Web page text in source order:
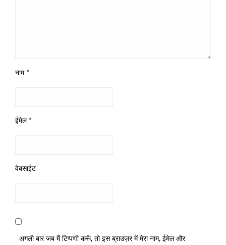
नाम *
ईमेल *
वेबसाईट
अगली बार जब मैं टिप्पणी करूँ, तो इस ब्राउज़र में मेरा नाम, ईमेल और